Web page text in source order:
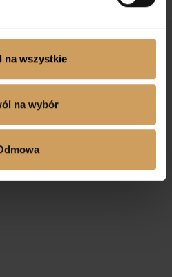
na wszystkie
na wybór
nas na Facebooku